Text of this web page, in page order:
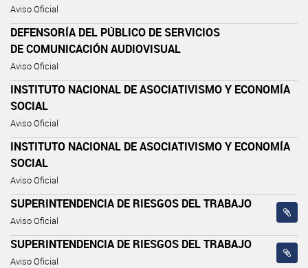
Aviso Oficial
DEFENSORÍA DEL PÚBLICO DE SERVICIOS
DE COMUNICACIÓN AUDIOVISUAL
Aviso Oficial
INSTITUTO NACIONAL DE ASOCIATIVISMO Y ECONOMÍA
SOCIAL
Aviso Oficial
INSTITUTO NACIONAL DE ASOCIATIVISMO Y ECONOMÍA
SOCIAL
Aviso Oficial
SUPERINTENDENCIA DE RIESGOS DEL TRABAJO
Aviso Oficial
SUPERINTENDENCIA DE RIESGOS DEL TRABAJO
Aviso Oficial